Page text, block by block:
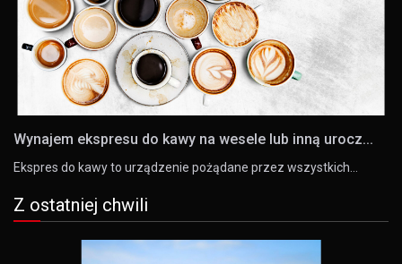
Wynajem ekspresu do kawy na wesele lub inną urocz...
Ekspres do kawy to urządzenie pożądane przez wszystkich…
Z ostatniej chwili